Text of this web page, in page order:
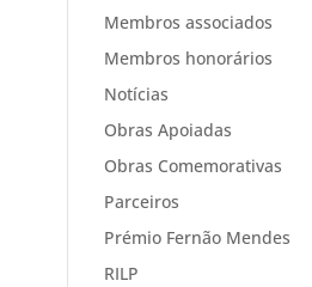
Membros associados
Membros honorários
Notícias
Obras Apoiadas
Obras Comemorativas
Parceiros
Prémio Fernão Mendes
RILP